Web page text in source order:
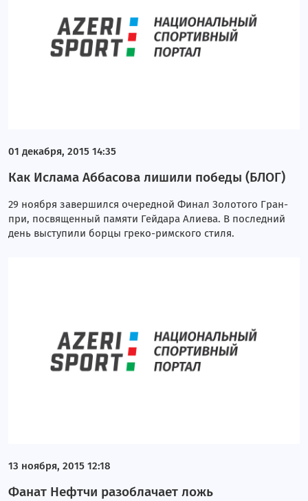
01 декабря, 2015 14:35
Как Ислама Аббасова лишили победы (БЛОГ)
29 ноября завершился очередной Финал Золотого Гран-
при, посвященный памяти Гейдара Алиева. В последний
день выступили борцы греко-римского стиля.
13 ноября, 2015 12:18
Фанат Нефтчи разоблачает ложь